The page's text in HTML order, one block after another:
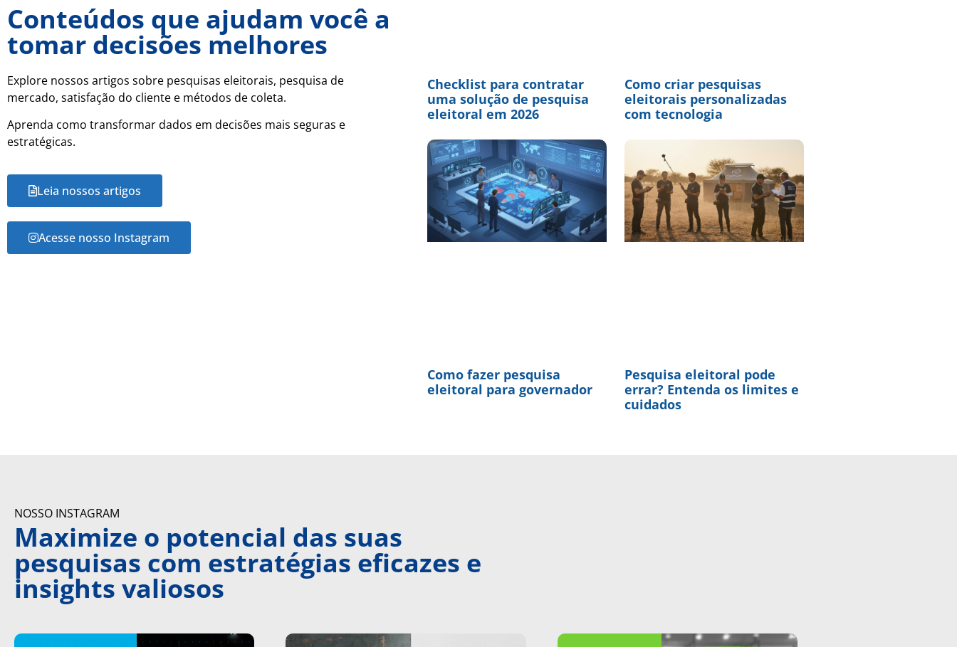
Conteúdos que ajudam você a
tomar decisões melhores
Explore nossos artigos sobre pesquisas eleitorais, pesquisa de
mercado, satisfação do cliente e métodos de coleta.
Aprenda como transformar dados em decisões mais seguras e
estratégicas.
Leia nossos artigos
Acesse nosso Instagram
Checklist para contratar
uma solução de pesquisa
eleitoral em 2026
Como criar pesquisas
eleitorais personalizadas
com tecnologia
Como fazer pesquisa
eleitoral para governador
Pesquisa eleitoral pode
errar? Entenda os limites e
cuidados
NOSSO INSTAGRAM
Maximize o potencial das suas
pesquisas com estratégias eficazes e
insights valiosos